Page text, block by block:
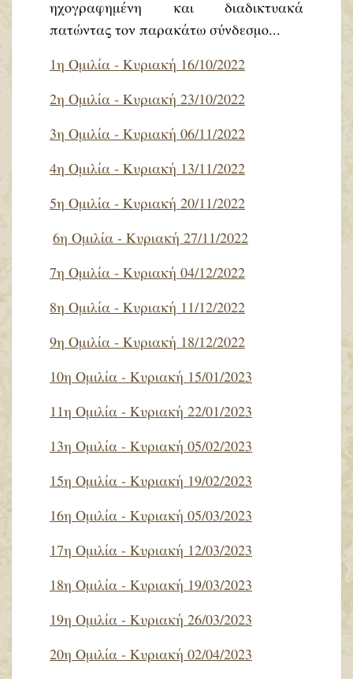
ηχογραφημένη και διαδικτυακά
πατώντας τον παρακάτω σύνδεσμο...
1η Ομιλία - Κυριακή 16/10/2022
2η Ομιλία - Κυριακή 23/10/2022
3η Ομιλία - Κυριακή 06/11/2022
4η Ομιλία - Κυριακή 13/11/2022
5η Ομιλία - Κυριακή 20/11/2022
6η Ομιλία - Κυριακή 27/11/2022
7η Ομιλία - Κυριακή 04/12/2022
8η Ομιλία - Κυριακή 11/12/2022
9η Ομιλία - Κυριακή 18/12/2022
10η Ομιλία - Κυριακή 15/01/2023
11η Ομιλία - Κυριακή 22/01/2023
13η Ομιλία - Κυριακή 05/02/2023
15η Ομιλία - Κυριακή 19/02/2023
16η Ομιλία - Κυριακή 05/03/2023
17η Ομιλία - Κυριακή 12/03/2023
18η Ομιλία - Κυριακή 19/03/2023
19η Ομιλία - Κυριακή 26/03/2023
20η Ομιλία - Κυριακή 02/04/2023